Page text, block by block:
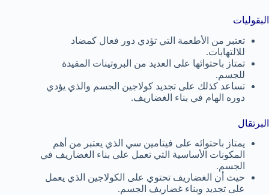
البقوليات
تعتبر من الأطعمة التي تؤدي دور فعال كمضاد
للالتهابات.
تمتاز باحتوائها على العديد من البروتينات المفيدة
للجسم.
تساعد كذلك على تجديد كولاجين الجسم والذي يؤدي
دوره الهام في بناء الغضاريف.
البرتقال
يمتاز باحتوائه على فيتامين سي الذي يعتبر من أهم
المكونات الأساسية التي تعمل على بناء الغضاريف في
الجسم.
حيث أن الغضاريف تحتوي على الكولاجين الذي يعمل
على تجديد وبناء غضاريف الجسم.